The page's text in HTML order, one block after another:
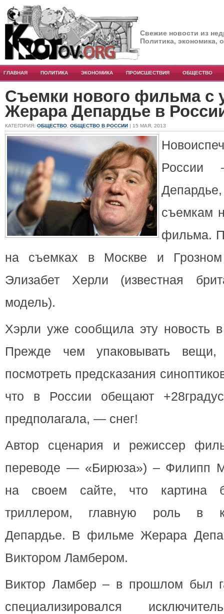
Свежие новости из
Политика, экономика,
ГЛАВНАЯ ПОЛИТИКА ЭКОНОМИКА ПРОИСШЕСТВИЯ ОБЩЕСТВО
Съемки нового фильма с
Жерара Депардье в
КАТЕГОРИЯ: ОБЩЕСТВО ОБЩЕСТВО В РОССИИ | 15 МАЯ, 2013
России
Депардье,
съемкам
фильма.
на съемках в Москве и
Элизабет Херли (известная
модель).
Хэрли уже сообщила эту новость
Прежде чем упаковывать вещи,
посмотреть предсказания
что в России обещают
предполагала, — снег!
Автор сценария и режиссер
переводе — «Бирюза») – Филипп
на своем сайте, что картина
триллером, главную роль в
Депардье. В фильме Жерара
Виктором Ламбером.
Виктор Ламбер – в прошлом был
специализировался